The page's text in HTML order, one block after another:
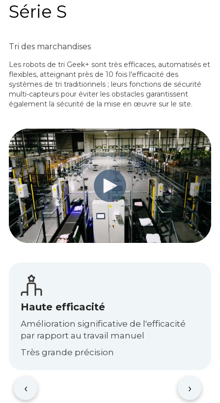
Série S
Tri des marchandises
Les robots de tri Geek+ sont très efficaces, automatisés et
flexibles, atteignant près de 10 fois l'efficacité des
systèmes de tri traditionnels ; leurs fonctions de sécurité
multi-capteurs pour éviter les obstacles garantissent
également la sécurité de la mise en œuvre sur le site.
Haute efficacité
Amélioration significative de l'efficacité
par rapport au travail manuel
Très grande précision
‹ ›